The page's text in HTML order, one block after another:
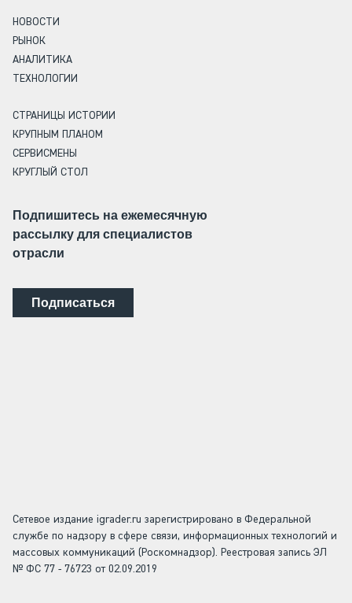
НОВОСТИ
РЫНОК
АНАЛИТИКА
ТЕХНОЛОГИИ
СТРАНИЦЫ ИСТОРИИ
КРУПНЫМ ПЛАНОМ
СЕРВИСМЕНЫ
КРУГЛЫЙ СТОЛ
Подпишитесь на ежемесячную
рассылку для специалистов
отрасли
Подписаться
Сетевое издание igrader.ru зарегистрировано в Федеральной
службе по надзору в сфере связи, информационных технологий и
массовых коммуникаций (Роскомнадзор). Реестровая запись ЭЛ
№ ФС 77 - 76723 от 02.09.2019